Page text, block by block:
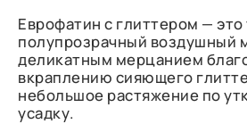
Еврофатин с глиттером — это
полупрозрачный воздушный
деликатным мерцанием
вкраплению сияющего
небольшое растяжение по
усадку.